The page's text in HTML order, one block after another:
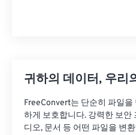
귀하의 데이터, 우리
FreeConvert는 단순히 파일을
하게 보호합니다. 강력한 보안
디오, 문서 등 어떤 파일을 변